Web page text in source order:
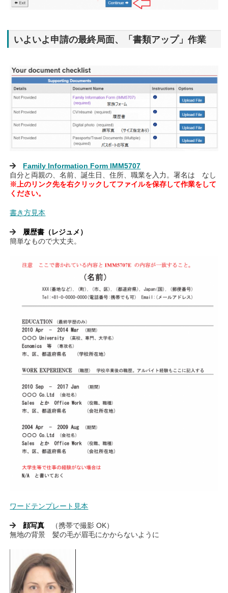
いよいよ申請の最終局面、「書類アップ」作業
Family Information Form IMM5707
自分と両親の、名前、誕生日、住所、職業を入力。署名は なし
※上のリンク先を右クリックしてファイルを保存して作業をして
ください。
書き方見本
履歴書（レジュメ）
簡単なもので大丈夫。
ワードテンプレート見本
顔写真 （携帯で撮影 OK）
無地の背景 髪の毛が眉毛にかからないように